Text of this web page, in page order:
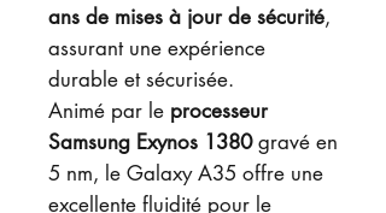
ans de mises à jour de sécurité,
assurant une expérience
durable et sécurisée.
Animé par le processeur
Samsung Exynos 1380gravé en
5 nm, le Galaxy A35 offre une
excellente fluidité pour le